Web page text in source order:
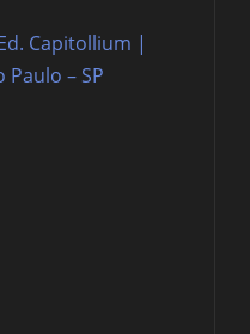
Capitollium |
Paulo – SP